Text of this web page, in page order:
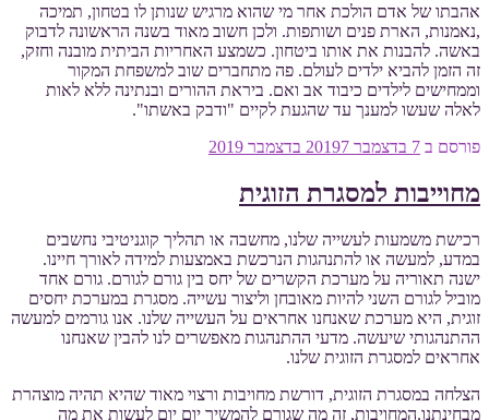
אהבתו של אדם הולכת אחר מי שהוא מרגיש שנותן לו בטחון, תמיכה
,נאמנות, הארת פנים ושותפות. ולכן חשוב מאוד בשנה הראשונה לדבוק
באשה. להבנות את אותו ביטחון. כשמצע האחריות הביתית מובנה וחזק,
זה הזמן להביא ילדים לעולם. פה מתחברים שוב למשפחת המקור
וממחישים לילדים כיבוד אב ואם. ביראת ההורים ובנתינה ללא לאות
לאלה שעשו למענך עד שהגעת לקיים "ודבק באשתו".
פורסם ב 7 בדצמבר 2019 7 בדצמבר 2019
מחוייבות למסגרת הזוגית
רכישת משמעות לעשייה שלנו, מחשבה או תהליך קוגניטיבי נחשבים
במדע, למעשה או להתנהגות הנרכשת באמצעות למידה לאורך חיינו.
ישנה תאוריה על מערכת הקשרים של יחס בין גורם לגורם. גורם אחד
מוביל לגורם השני להיות מאובחן וליצור עשייה. מסגרת במערכת יחסים
זוגית, היא מערכת שאנחנו אחראים על העשייה שלנו. אנו גורמים למעשה
ההתנהגותי שיעשה. מדעי ההתנהגות מאפשרים לנו להבין שאנחנו
אחראים למסגרת הזוגית שלנו.
הצלחה במסגרת הזוגית, דורשת מחויבות ורצוי מאוד שהיא תהיה מוצהרת
מבחינתנו.המחויבות, זה מה שגורם להמשיך יום יום לעשות את מה